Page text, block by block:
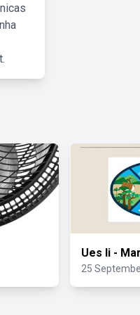
Ues Ii -
25